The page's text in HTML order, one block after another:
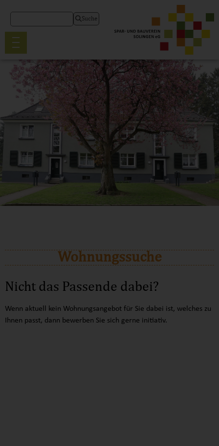
Suche
Wohnungssuche
Nicht das Passende dabei?
Wenn aktuell kein Wohnungsangebot für Sie dabei ist, welches zu
Ihnen passt, dann bewerben Sie sich gerne initiativ.